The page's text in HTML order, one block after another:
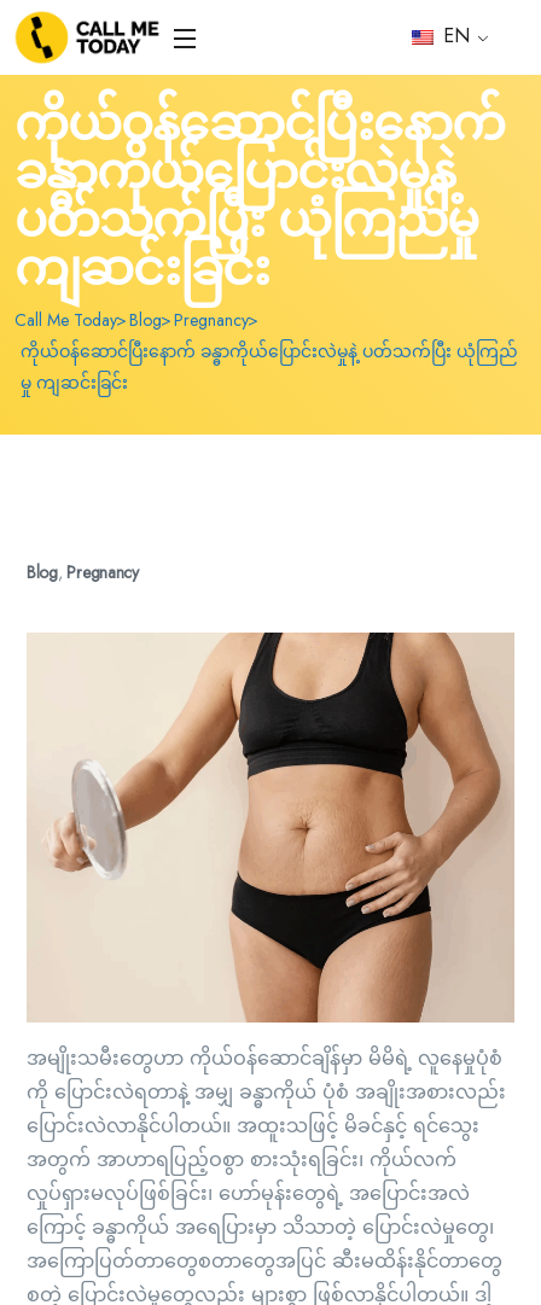
EN
ကိုယ်ဝန်ဆောင်ပြီးနောက်
ခန္ဓာကိုယ်ပြောင်းလဲမှုနဲ့
ပတ်သက်ပြီး ယုံကြည်မှု
ကျဆင်းခြင်း
Call Me Today Blog Pregnancy
ကိုယ်ဝန်ဆောင်ပြီးနောက် ခန္ဓာကိုယ်ပြောင်းလဲမှုနဲ့ ပတ်သက်ပြီး ယုံကြည်
မှု ကျဆင်းခြင်း
Blog,Pregnancy
အမျိုးသမီးတွေဟာ ကိုယ်ဝန်ဆောင်ချိန်မှာ မိမိရဲ့ လူနေမှုပုံစံ
ကို ပြောင်းလဲရတာနဲ့ အမျှ ခန္ဓာကိုယ် ပုံစံ အချိုးအစားလည်း
ပြောင်းလဲလာနိုင်ပါတယ်။ အထူးသဖြင့် မိခင်နှင့် ရင်သွေး
အတွက် အာဟာရပြည့်ဝစွာ စားသုံးရခြင်း၊ ကိုယ်လက်
လှုပ်ရှားမလုပ်ဖြစ်ခြင်း၊ ဟော်မုန်းတွေရဲ့ အပြောင်းအလဲ
ကြောင့် ခန္ဓာကိုယ် အရေပြားမှာ သိသာတဲ့ ပြောင်းလဲမှုတွေ၊
အကြောပြတ်တာတွေစတာတွေအပြင် ဆီးမထိန်းနိုင်တာတွေ
စတဲ့ ပြောင်းလဲမှုတွေလည်း များစွာ ဖြစ်လာနိုင်ပါတယ်။ ဒါ့